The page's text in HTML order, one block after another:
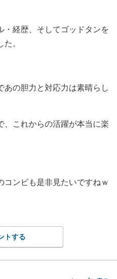
・経歴、そしてゴッドタンを
。
あの胆力と対応力は素晴らし
、これからの活躍が本当に楽
コンビも是非見たいですねｗ
トする